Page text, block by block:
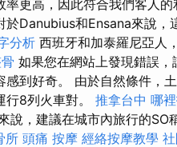
率更高，因此符合我們客人的
於Danubius和Ensana來說，
分析 西班牙和加泰羅尼亞人
如果您在網站上發現錯誤
到好奇。 由於自然條件，
行8列火車對。 推拿台中 哪
說，建議在城市內旅行的
所 頭痛 按摩 經絡按摩教學